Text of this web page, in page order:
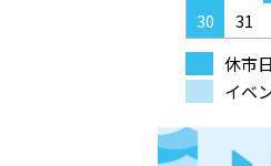
30
31
休市日
イベ